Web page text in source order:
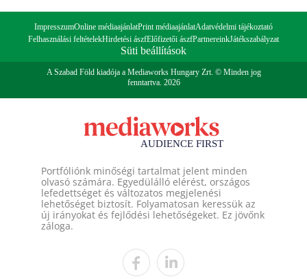
ImpresszumOnline médiaajánlatPrint médiaajánlatAdatvédelmi tájékoztató
Felhasználási feltételekHirdetési ászfElőfizetői ászfPartnereinkJátékszabályzat
Süti beállítások
A Szabad Föld kiadója a Mediaworks Hungary Zrt. © Minden jog
fenntartva. 2026
Portfóliónk minőségi tartalmat jelent minden
olvasó számára. Egyedülálló elérést, országos
lefedettséget és változatos megjelenési
lehetőséget biztosít. Folyamatosan keressük az
új irányokat és fejlődési lehetőségeket. Ez jövőnk
záloga.